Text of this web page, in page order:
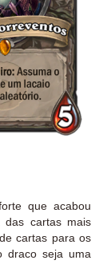
que acabou
das cartas mais
cartas para os
draco seja uma